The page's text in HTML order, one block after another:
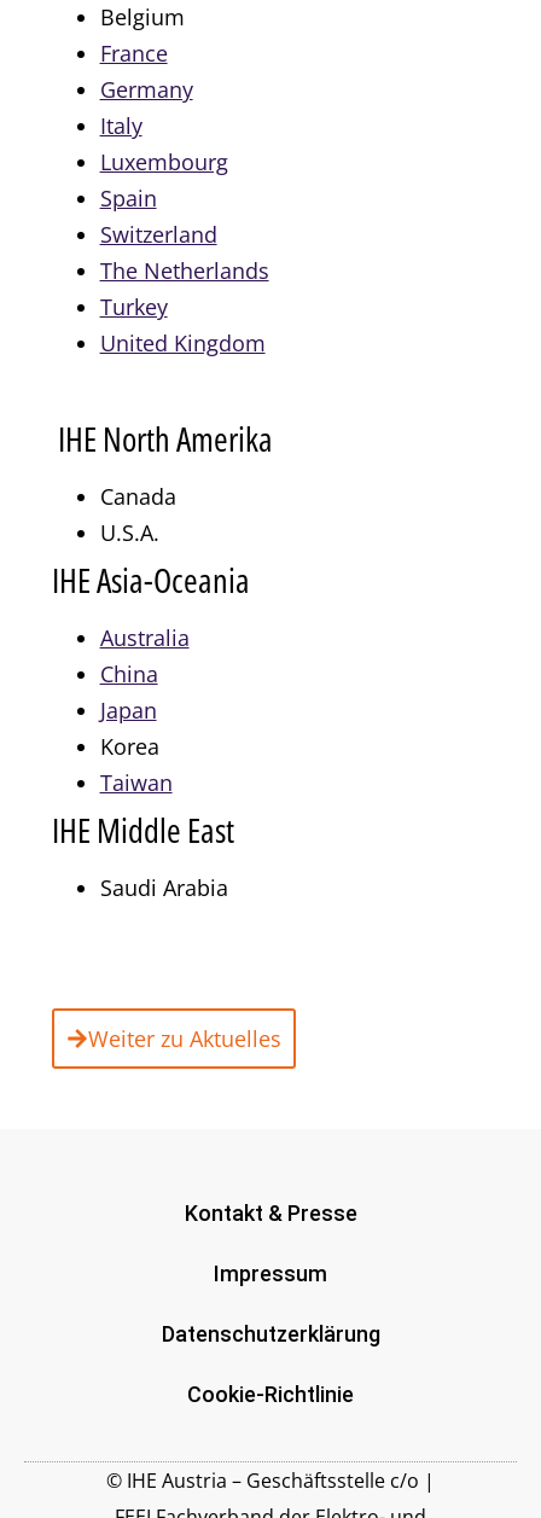
Belgium
France
Germany
Italy
Luxembourg
Spain
Switzerland
The Netherlands
Turkey
United Kingdom
IHE North Amerika
Canada
U.S.A.
IHE Asia-Oceania
Australia
China
Japan
Korea
Taiwan
IHE Middle East
Saudi Arabia
Weiter zu Aktuelles
Kontakt & Presse
Impressum
Datenschutzerklärung
Cookie-Richtlinie
© IHE Austria – Geschäftsstelle c/o |